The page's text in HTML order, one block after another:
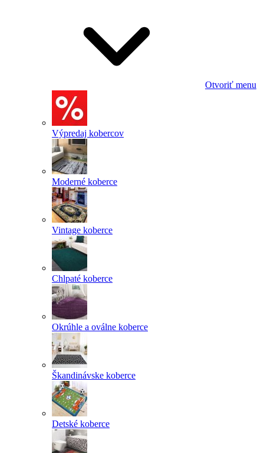
Otvoriť menu
Výpredaj kobercov
Moderné koberce
Vintage koberce
Chlpaté koberce
Okrúhle a oválne koberce
Škandinávske koberce
Detské koberce